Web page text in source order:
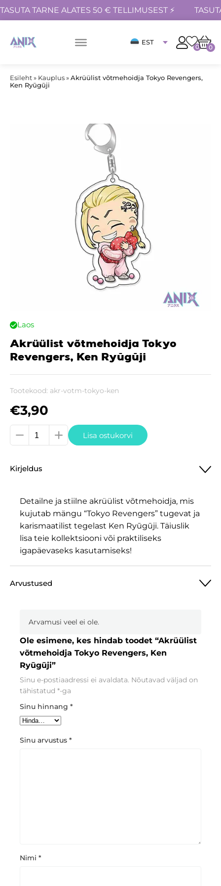
TASUTA TARNE ALATES 50 € TELLIMUSEST ⚡
EST
0 0
Esileht» Kauplus»Akrüülist võtmehoidja Tokyo Revengers,
Ken Ryūgūji
Laos
Akrüülist võtmehoidja Tokyo
Revengers, Ken Ryūgūji
Tootekood: akr-votm-tokyo-ken
€3,90
Akrüülist
võtmehoidja
Revengers,
Ryūgūji
kogus
Lisa ostukorvi
Kirjeldus
Detailne ja stiilne akrüülist võtmehoidja, mis
kujutab mängu “Tokyo Revengers” tugevat ja
karismaatilist tegelast Ken Ryūgūji. Täiuslik
lisa teie kollektsiooni või praktiliseks
igapäevaseks kasutamiseks!
Arvustused
Arvamusi veel ei ole.
Ole esimene, kes hindab toodet “Akrüülist
võtmehoidja Tokyo Revengers, Ken
Ryūgūji”
Sinu e-postiaadressi ei avaldata. Nõutavad väljad on
tähistatud *-ga
Sinu hinnang *
Sinu arvustus *
Nimi *